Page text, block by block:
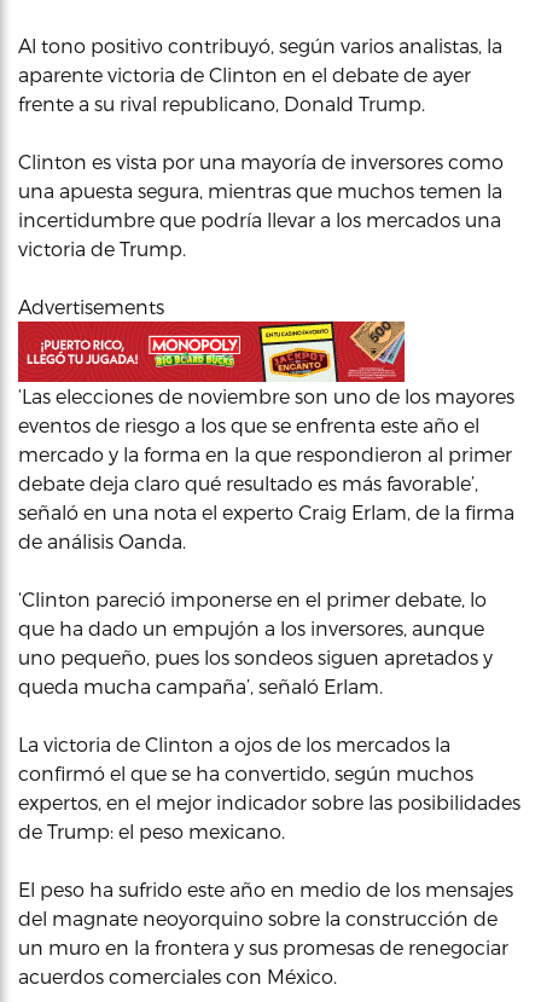
Al tono positivo contribuyó, según varios analistas, la
aparente victoria de Clinton en el debate de ayer
frente a su rival republicano, Donald Trump.
Clinton es vista por una mayoría de inversores como
una apuesta segura, mientras que muchos temen la
incertidumbre que podría llevar a los mercados una
victoria de Trump.
Advertisements
‘Las elecciones de noviembre son uno de los mayores
eventos de riesgo a los que se enfrenta este año el
mercado y la forma en la que respondieron al primer
debate deja claro qué resultado es más favorable’,
señaló en una nota el experto Craig Erlam, de la firma
de análisis Oanda.
‘Clinton pareció imponerse en el primer debate, lo
que ha dado un empujón a los inversores, aunque
uno pequeño, pues los sondeos siguen apretados y
queda mucha campaña’, señaló Erlam.
La victoria de Clinton a ojos de los mercados la
confirmó el que se ha convertido, según muchos
expertos, en el mejor indicador sobre las posibilidades
de Trump: el peso mexicano.
El peso ha sufrido este año en medio de los mensajes
del magnate neoyorquino sobre la construcción de
un muro en la frontera y sus promesas de renegociar
acuerdos comerciales con México.